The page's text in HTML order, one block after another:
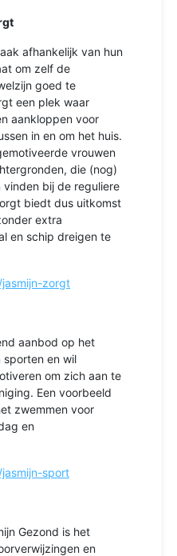
afhankelijk van hun
om zelf de
goed te
een plek waar
aankloppen voor
in en om het huis.
vrouwen
die (nog)
bij de reguliere
biedt dus uitkomst
extra
en schip dreigen te
zorgt
aanbod op het
en wil
om zich aan te
Een voorbeeld
zwemmen voor
en
sport
Gezond is het
en